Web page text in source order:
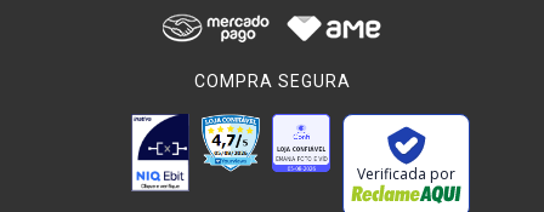
COMPRA SEGURA
Verificada por